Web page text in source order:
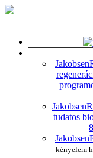
tudatos
kényelem